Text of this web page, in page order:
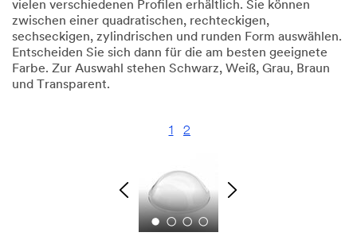
vielen verschiedenen Profilen erhältlich. Sie können
zwischen einer quadratischen, rechteckigen,
sechseckigen, zylindrischen und runden Form auswählen.
Entscheiden Sie sich dann für die am besten geeignete
Farbe. Zur Auswahl stehen Schwarz, Weiß, Grau, Braun
und Transparent.
1 2